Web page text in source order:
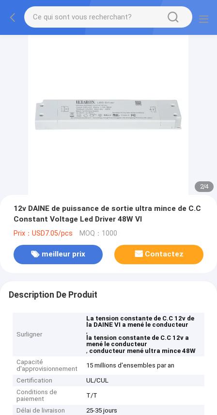
2/4
12v DAINE de puissance de sortie ultra mince de C.C
Constant Voltage Led Driver 48W VI
Prix：USD7.05/pcs MOQ：1000
meilleur prix Contactez
Description De Produit
Surligner
La tension constante de C.C 12v de
la DAINE VI a mené le conducteur
,
la tension constante de C.C 12v a
mené le conducteur
, conducteur mené ultra mince 48W
Capacité
d'approvisionnement
15 millions d'ensembles par an
Certification
UL/CUL
Conditions de
paiement
T/T
Délai de livraison
25-35 jours